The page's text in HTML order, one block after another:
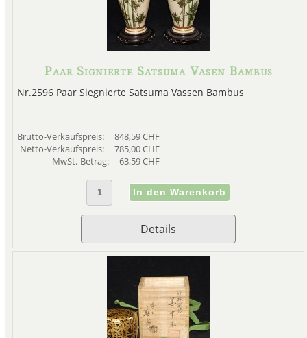
Paar Signierte Satsuma Vasen Bambus
Nr.2596 Paar Siegnierte Satsuma Vassen Bambus
Brutto-Verkaufspreis:
848,59 CHF
Netto-Verkaufspreis:
785,00 CHF
MwSt.-Betrag:
63,59 CHF
Details